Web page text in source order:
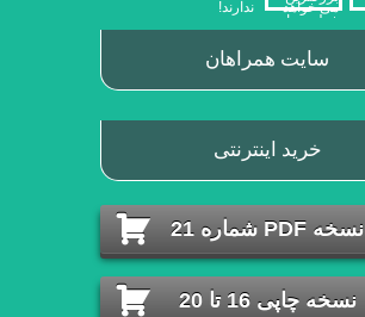
سایت همراهان
خرید اینترنتی
نسخه PDF شماره 21
نسخه چاپی 16 تا 20